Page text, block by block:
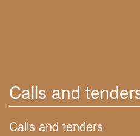
Calls and
Calls and tenders